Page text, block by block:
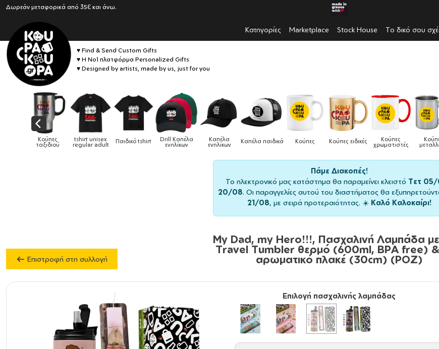
Δωρεάν μεταφορικά από 35€ και άνω.
Κατηγορίες Marketplace Stock House Το δικό σου
♥ Find & Send Custom Gifts
♥ Η No1 πλατφόρμα Personalized Gifts
♥ Designed by artists, made by us, just for you
Drill Καπέλα
ενηλίκων
Καπέλα
ενηλίκων Καπέλα παιδικά Κούπες Κούπες ειδικές Κούπες
χρωματιστές
Κούπες
μεταλλικές
Δοχεία
φαγητού Τσάντες
Πάμε Διακοπές!
Το ηλεκτρονικό μας κατάστημα θα παραμείνει κλειστό Τετ 05/
20/08. Οι παραγγελίες αυτού του διαστήματος θα
21/08, με σειρά προτεραιότητας. ☀️ Καλό Καλοκαίρι!
Επιστροφή στη συλλογή
My Dad, my Hero!!!, Πασχαλινή Λαμπάδα
Travel Tumbler θερμό (600ml, BPA free) &
αρωματικό πλακέ (30cm) (ΡΟΖ)
Επιλογή πασχαλινής λαμπάδας